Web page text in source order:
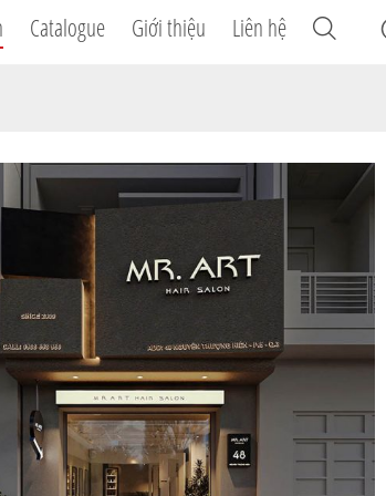
Catalogue Giới thiệu Liên hệ